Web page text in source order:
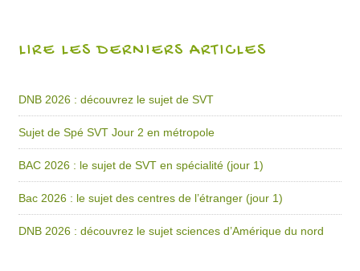
LIRE LES DERNIERS ARTICLES
DNB 2026 : découvrez le sujet de SVT
Sujet de Spé SVT Jour 2 en métropole
BAC 2026 : le sujet de SVT en spécialité (jour 1)
Bac 2026 : le sujet des centres de l’étranger (jour 1)
DNB 2026 : découvrez le sujet sciences d’Amérique du nord